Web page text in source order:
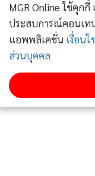
MGR Online ใช้คุก
ประสบการณ์คอนเท
แอพพลิเคชั่น เงื่อนไ
ส่วนบุคคล